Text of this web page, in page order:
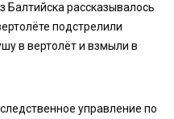
Балтийска рассказывалось
подстрелили
в вертолёт и взмыли в
управление по